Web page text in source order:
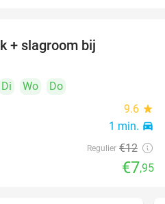
+ slagroom bij
Di Wo
Do
9.6 star
1 min. directions_car
Regulier €12
€7,95